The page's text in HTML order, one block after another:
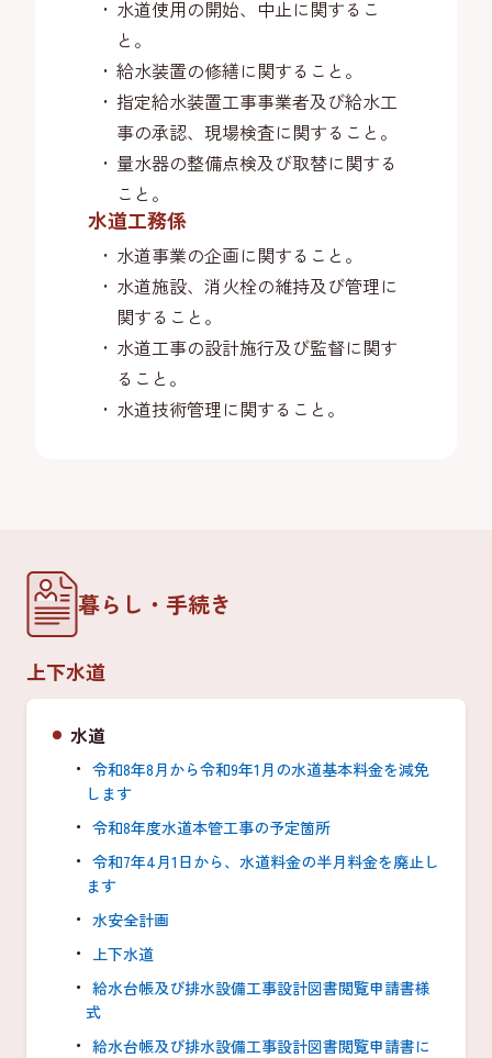
水道使用の開始、中止に関するこ
と。
給水装置の修繕に関すること。
指定給水装置工事事業者及び給水工
事の承認、現場検査に関すること。
量水器の整備点検及び取替に関する
こと。
水道工務係
水道事業の企画に関すること。
水道施設、消火栓の維持及び管理に
関すること。
水道工事の設計施行及び監督に関す
ること。
水道技術管理に関すること。
暮らし・手続き
上下水道
水道
令和8年8月から令和9年1月の水道基本料金を減免
します
令和8年度水道本管工事の予定箇所
令和7年4月1日から、水道料金の半月料金を廃止し
ます
水安全計画
上下水道
給水台帳及び排水設備工事設計図書閲覧申請書様
式
給水台帳及び排水設備工事設計図書閲覧申請書に